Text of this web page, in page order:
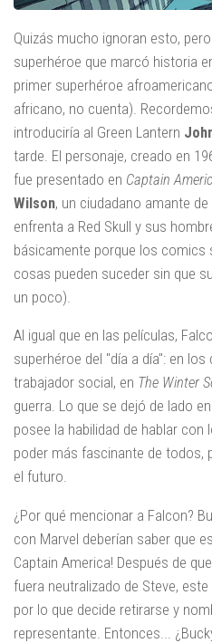
Quizás mucho ignoran esto,
superhéroe que marcó historia
primer superhéroe
africano, no cuenta).
introduciría al Green Lantern
tarde. El personaje, creado en
fue presentado en Captain
Wilson, un ciudadano amante
enfrenta a Red Skull y sus
básicamente porque los
cosas pueden suceder sin que
un poco).
Al igual que en las películas,
superhéroe del "día a día": en
trabajador social, en The Winter
guerra. Lo que se dejó de lado
posee la habilidad de hablar con
poder más fascinante de todos,
el futuro.
¿Por qué mencionar a Falcon?
con Marvel deberían saber que
Captain America! Después de
fuera neutralizado de Steve,
por lo que decide retirarse y
representante. Entonces...